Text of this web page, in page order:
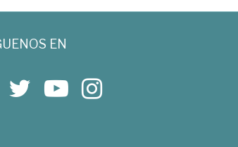
EN